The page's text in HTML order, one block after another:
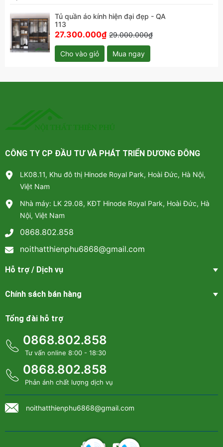
Tủ quần áo kính hiện đại đẹp - QA 113
Tủ quần áo kính hiện đại đẹp - QA 113
Tôn vinh giá trị thẩm mỹ của
không gian lưu trữ
Không gian bên trong tủ quần áo kính QA 113 được thiết kế
Tủ quần áo kính hiện đại đẹp - QA
113
27.300.000₫ 29.000.000₫
Cho vào giỏ Mua ngay
CÔNG TY CP ĐẦU TƯ VÀ PHÁT TRIỂN DƯƠNG ĐÔNG
LK08.11, Khu đô thị Hinode Royal Park, Hoài Đức, Hà Nội,
Việt Nam
Nhà máy: LK 29.08, KĐT Hinode Royal Park, Hoài Đức, Hà
Nội, Việt Nam
0868.802.858
noithatthienphu6868@gmail.com
Hỗ trợ / Dịch vụ
Chính sách bán hàng
Tổng đài hỗ trợ
0868.802.858
Tư vấn online 8:00 - 18:30
0868.802.858
Phản ánh chất lượng dịch vụ
noithatthienphu6868@gmail.com